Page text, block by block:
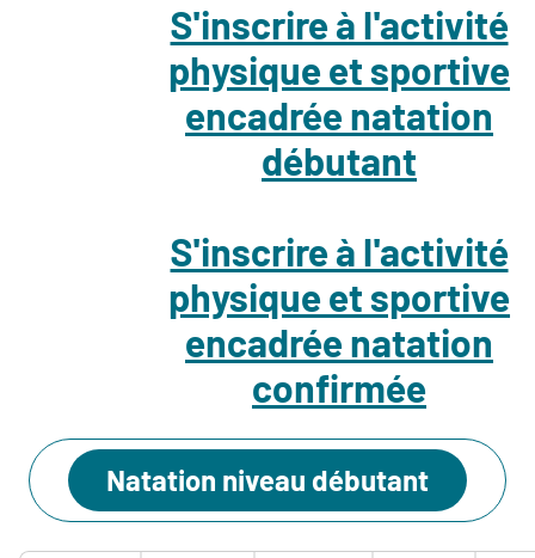
S'inscrire à l'activité
physique et sportive
encadrée natation
débutant
S'inscrire à l'activité
physique et sportive
encadrée natation
confirmée
Natation niveau débutant